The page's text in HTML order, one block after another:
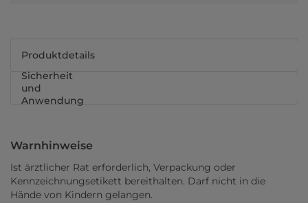
Produktdetails
Sicherheit
und
Anwendung
Warnhinweise
Ist ärztlicher Rat erforderlich, Verpackung oder
Kennzeichnungsetikett bereithalten. Darf nicht in die
Hände von Kindern gelangen.